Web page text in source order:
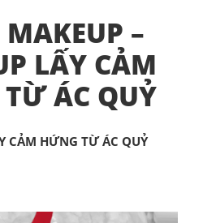
MAKEUP –
LẤY CẢM
ÁC QUỶ
CẢM HỨNG TỪ ÁC QUỶ